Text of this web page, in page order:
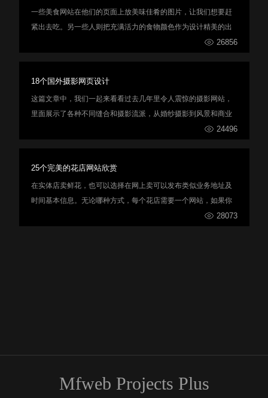
一些美食网站在他们的页面上放美味佳肴的图片，让我们想要赶
紧出去吃。另一些人则把充满活力的食物颜色作为设计精美的出
26856
18个国外摄影网页设计
这篇文章中，我们一起来看看过去几年里令人震惊的摄影网站，
里面展示了各种不同缝合和摄影流派，从婚纱摄影到风景和商业
24496
25个完美的花店网站欣赏
在实体店卖鲜花，也可以选择在网上卖可以发布类似业务地址及
时间基本信息。无论哪种方式，每个花店需要一个网站，如果你
正在寻找设计思想，可以看小编整理的25篇花店网站，希望能提
28073
Mfweb Projects Plus